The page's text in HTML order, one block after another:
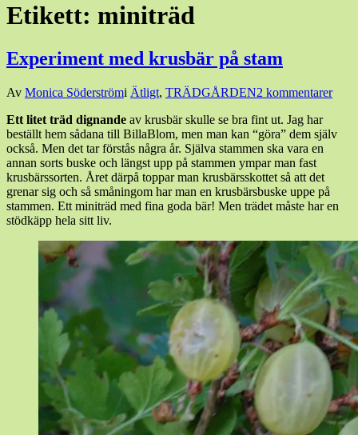
Etikett: miniträd
Experiment med krusbär på stam
Den
maj,
20161
maj,
2016
Av Monica Söderströmi Ätligt, TRÄDGÅRDEN2 kommentarer
Ett litet träd dignande av krusbär skulle se bra fint ut. Jag har
beställt hem sådana till BillaBlom, men man kan “göra” dem själv
också. Men det tar förstås några år. Själva stammen ska vara en
annan sorts buske och längst upp på stammen ympar man fast
krusbärssorten. Året därpå toppar man krusbärsskottet så att det
grenar sig och så småningom har man en krusbärsbuske uppe på
stammen. Ett miniträd med fina goda bär! Men trädet måste har en
stödkäpp hela sitt liv.